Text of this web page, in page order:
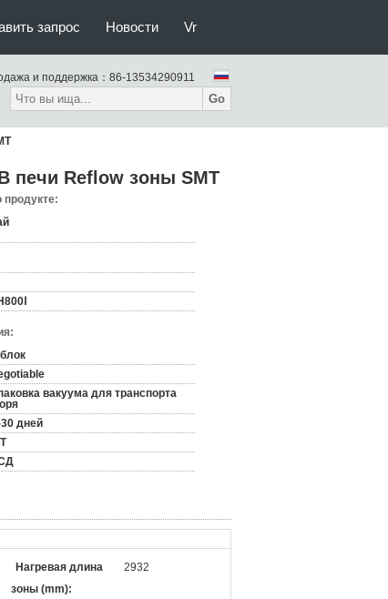
запрос Новости Vr
и поддержка： 86-13534290911
Go
печи Reflow зоны SMT
вакуума для транспорта
дней
Нагревая длина
зоны (mm):
2932